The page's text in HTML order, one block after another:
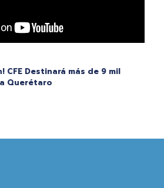
CFE Destinará más de 9 mil
Querétaro